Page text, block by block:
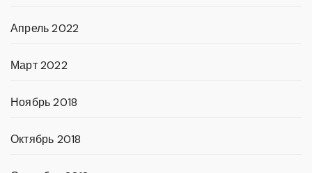
Апрель 2022
Март 2022
Ноябрь 2018
Октябрь 2018